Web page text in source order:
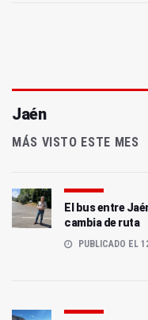
Jaén
MÁS VISTO ESTE MES
El bus entre
cambia de ruta
PUBLICADO EL